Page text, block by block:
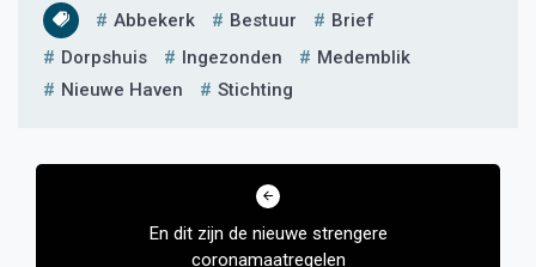
Abbekerk Bestuur
Brief
Dorpshuis
Ingezonden
Medemblik
Nieuwe Haven
Stichting
Bericht
En dit zijn de nieuwe strengere
coronamaatregelen